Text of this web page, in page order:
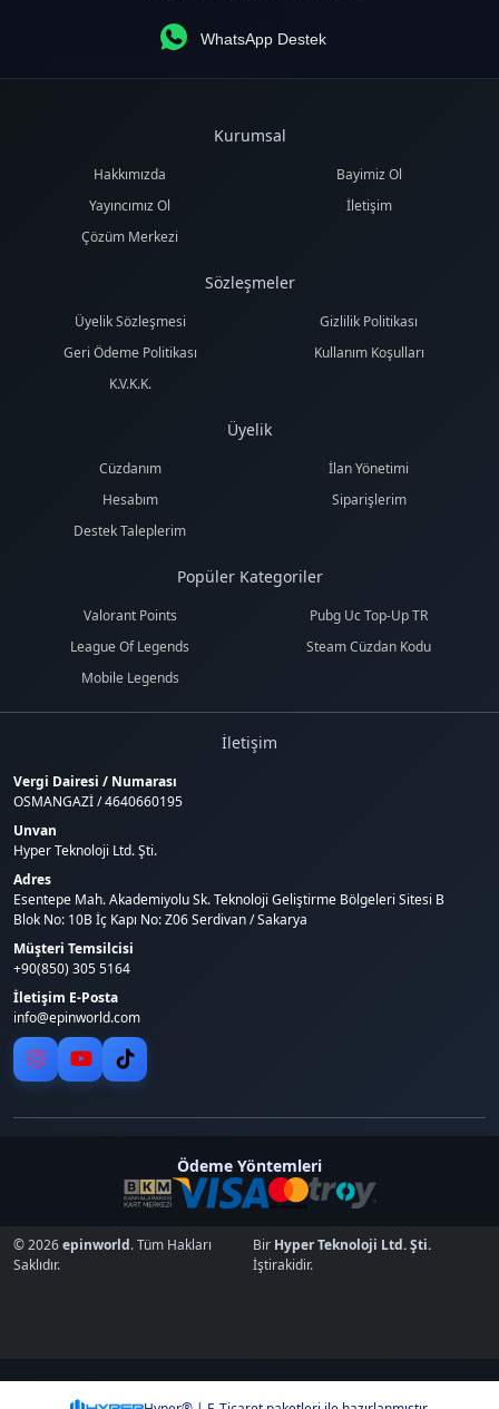
WhatsApp Destek
Kurumsal
Hakkımızda
Bayimiz Ol
Yayıncımız Ol
İletişim
Çözüm Merkezi
Sözleşmeler
Üyelik Sözleşmesi
Gizlilik Politikası
Geri Ödeme Politikası
Kullanım Koşulları
K.V.K.K.
Üyelik
Cüzdanım
İlan Yönetimi
Hesabım
Siparişlerim
Destek Taleplerim
Popüler Kategoriler
Valorant Points
Pubg Uc Top-Up TR
League Of Legends
Steam Cüzdan Kodu
Mobile Legends
İletişim
Vergi Dairesi / Numarası
OSMANGAZİ / 4640660195
Unvan
Hyper Teknoloji Ltd. Şti.
Adres
Esentepe Mah. Akademiyolu Sk. Teknoloji Geliştirme Bölgeleri Sitesi B
Blok No: 10B İç Kapı No: Z06 Serdivan / Sakarya
Müşteri Temsilcisi
+90(850) 305 5164
İletişim E-Posta
info@epinworld.com
Ödeme Yöntemleri
© 2026epinworld. Tüm Hakları
Saklıdır.
Bir Hyper Teknoloji Ltd. Şti.
İştirakidir.